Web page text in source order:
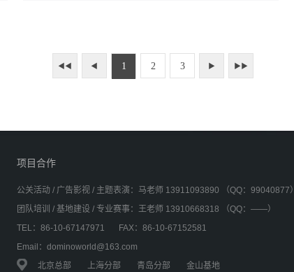
◀◀ ◀ 1 2 3 ▶ ▶▶
项目合作
公关活动 / 广告影视 / 主题表演：马老师 13911093890 （QQ：99040877）
团队培训 / 基地建设 / 专业赛事：王老师 13910668318 （QQ：——）
TEL：86-10-67147971
FAX：86-10-67152581
Email：dominoworld@163.com
北京总部
上海分部 青岛分部 金山基地